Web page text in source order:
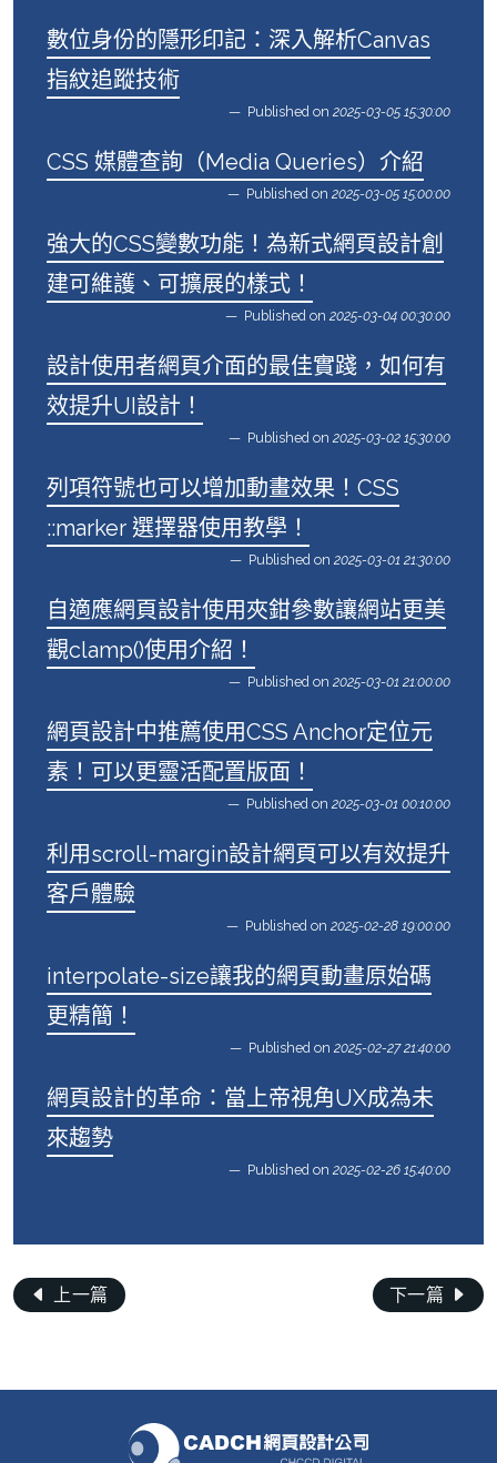
數位身份的隱形印記：深入解析Canvas
指紋追蹤技術
Published on 2025-03-05 15:30:00
CSS 媒體查詢（Media Queries）介紹
Published on 2025-03-05 15:00:00
強大的CSS變數功能！為新式網頁設計創
建可維護、可擴展的樣式！
Published on 2025-03-04 00:30:00
設計使用者網頁介面的最佳實踐，如何有
效提升UI設計！
Published on 2025-03-02 15:30:00
列項符號也可以增加動畫效果！CSS
::marker 選擇器使用教學！
Published on 2025-03-01 21:30:00
自適應網頁設計使用夾鉗參數讓網站更美
觀clamp()使用介紹！
Published on 2025-03-01 21:00:00
網頁設計中推薦使用CSS Anchor定位元
素！可以更靈活配置版面！
Published on 2025-03-01 00:10:00
利用scroll-margin設計網頁可以有效提升
客戶體驗
Published on 2025-02-28 19:00:00
interpolate-size讓我的網頁動畫原始碼
更精簡！
Published on 2025-02-27 21:40:00
網頁設計的革命：當上帝視角UX成為未
來趨勢
Published on 2025-02-26 15:40:00
上一篇 下一篇